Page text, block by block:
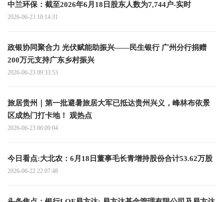
中兰环保：截至2026年6月18日股东人数为7,744户-实时
2026-06-23 10:14:31
政银协同聚合力 光伏赋能助振兴——民生银行 广州分行捐赠
200万元支持广东乡村振兴
2026-06-23 09:33:53
旅居贵州｜第一批避暑旅居大军已抵达贵州兴义，峰林布依景
区成热门打卡地！ 观热点
2026-06-23 06:09:04
今日看点:大北农：6月18日董事毛长青增持股份合计53.62万股
2026-06-22 22:07:48